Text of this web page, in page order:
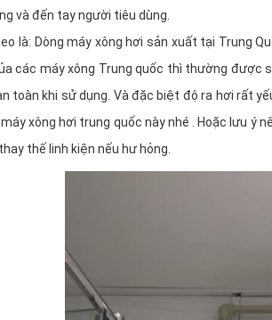
và đến tay người tiêu dùng.
là: Dòng máy xông hơi sản xuất tại Trung
các máy xông Trung quốc thì thường được
toàn khi sử dụng. Và đặc biệt độ ra hơi rất
xông hơi trung quốc này nhé . Hoặc lưu ý
thế linh kiện nếu hư hỏng.